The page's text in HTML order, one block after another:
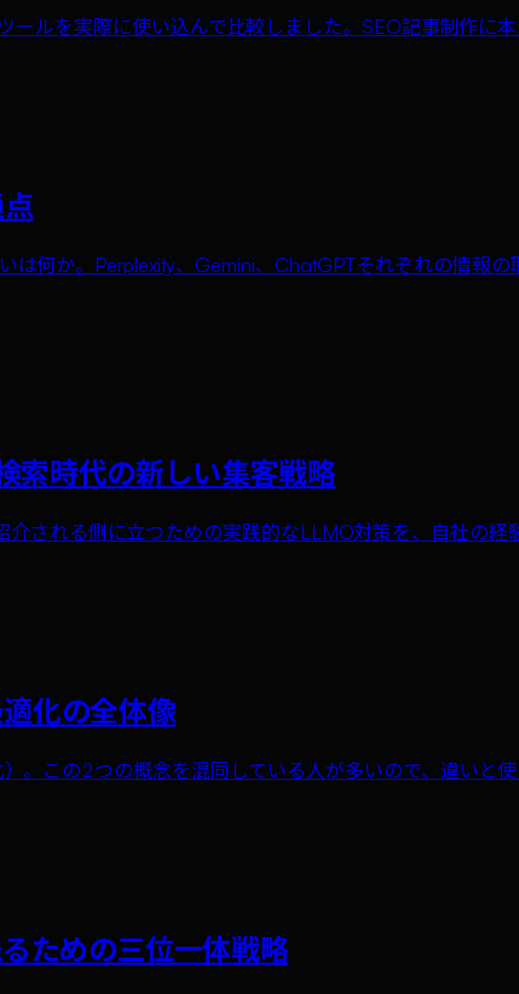
ルを実際に使い込んで比較しました。SEO記事制作に
は何か。Perplexity、Gemini、ChatGPTそれぞれの情報
索時代の新しい集客戦略
される側に立つための実践的なLLMO対策を、自社の経
化の全体像
この2つの概念を混同している人が多いので、違いと使
ための三位一体戦略